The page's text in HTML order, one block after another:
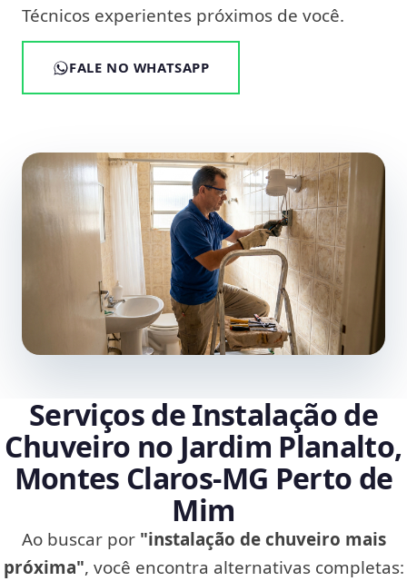
Técnicos experientes próximos de você.
FALE NO WHATSAPP
Serviços de Instalação de
Chuveiro no Jardim Planalto,
Montes Claros‑MG Perto de
Mim
Ao buscar por "instalação de chuveiro mais
próxima", você encontra alternativas completas: